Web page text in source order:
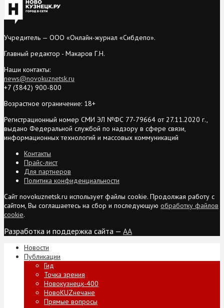
Учредитель — ООО «Онлайн-журнал «Сибдепо».
Главный редактор - Макаров Г.Н.
Наши контакты:
news@novokuznetsk.ru
+7 (3842) 900-800
Возрастное ограничение: 18+
Регистрационный номер СМИ ЭЛ №ФС 77-79664 от 27.11.2020 г.,
выдано Федеральной службой по надзору в сфере связи,
информационных технологий и массовых коммуникаций
Контакты
Прайс-лист
Для партнеров
Политика конфиденциальности
Сайт novokuznetsk.ru использует файлы cookie. Продолжая работу с
сайтом, Вы соглашаетесь на сбор и последующую обработку файлов
cookie.
Разработка и поддержка сайта — AA
Новости
Публикации
Гид
Точка зрения
Новокузнецк-400
НовоKUZнечане
Прямые вопросы